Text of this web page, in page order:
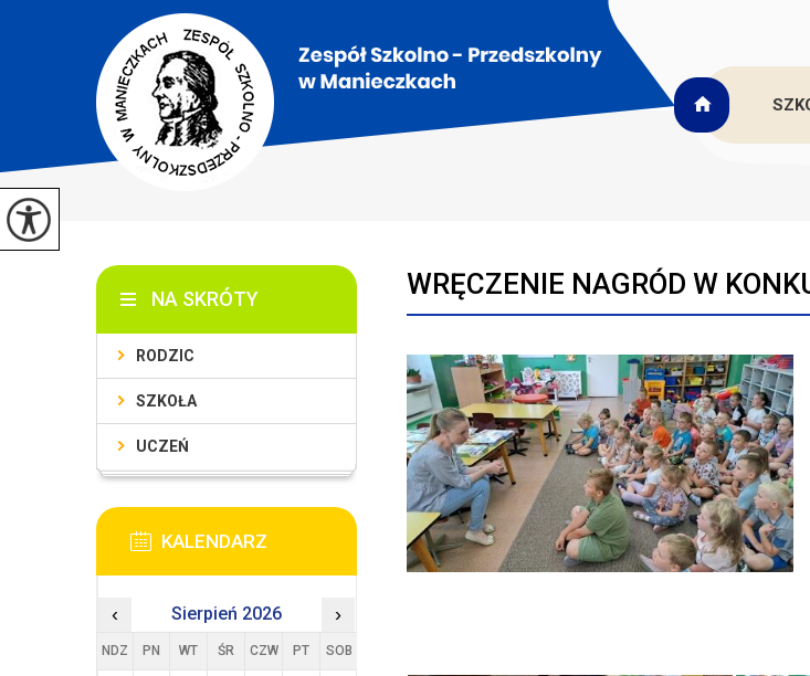
WRĘCZENIE NAGRÓD W
NA SKRÓTY
RODZIC
SZKOŁA
UCZEŃ
KALENDARZ
‹ Sierpień 2026 ›
NDZ PN WT ŚR CZW PT SOB